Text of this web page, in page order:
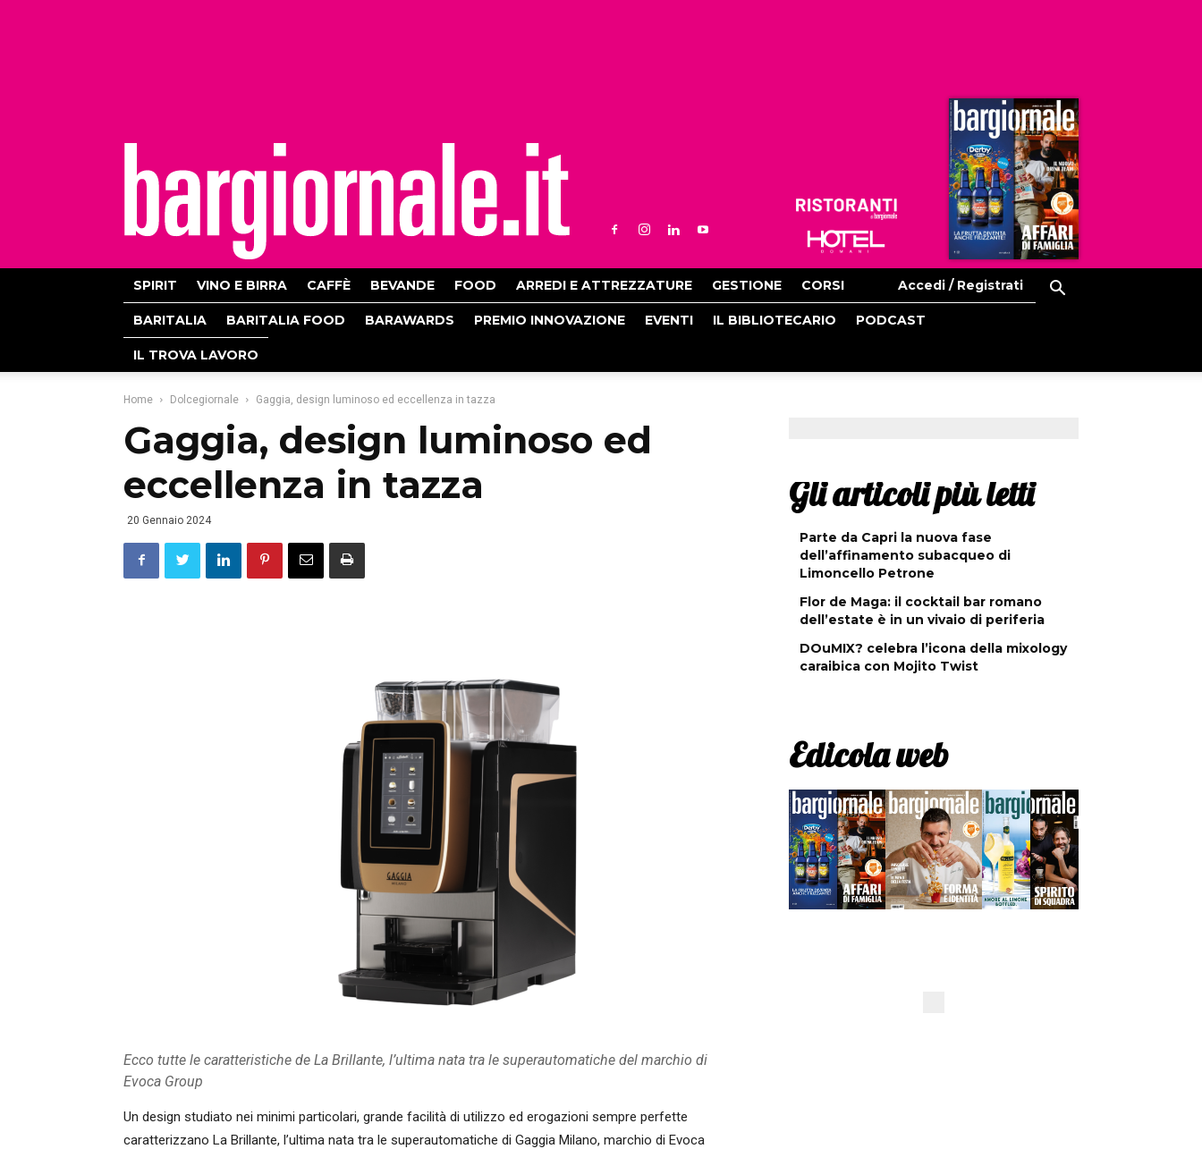
Ristoranti
Hoteldomani
SPIRIT VINO E BIRRA CAFFÈ BEVANDE FOOD ARREDI E ATTREZZATURE GESTIONE CORSI Accedi / Registrati
BARITALIA BARITALIA FOOD BARAWARDS PREMIO INNOVAZIONE EVENTI IL BIBLIOTECARIO PODCAST
IL TROVA LAVORO
Home Dolcegiornale Gaggia, design luminoso ed eccellenza in tazza
Gaggia, design luminoso ed
eccellenza in tazza
20 Gennaio 2024
Ecco tutte le caratteristiche de La Brillante, l’ultima nata tra le superautomatiche del marchio di
Evoca Group
Un design studiato nei minimi particolari, grande facilità di utilizzo ed erogazioni sempre perfette
caratterizzano La Brillante, l’ultima nata tra le superautomatiche di Gaggia Milano, marchio di Evoca
Gli articoli più letti
Parte da Capri la nuova fase
dell’affinamento subacqueo di
Limoncello Petrone
Flor de Maga: il cocktail bar romano
dell’estate è in un vivaio di periferia
DOuMIX? celebra l’icona della mixology
caraibica con Mojito Twist
Edicola web